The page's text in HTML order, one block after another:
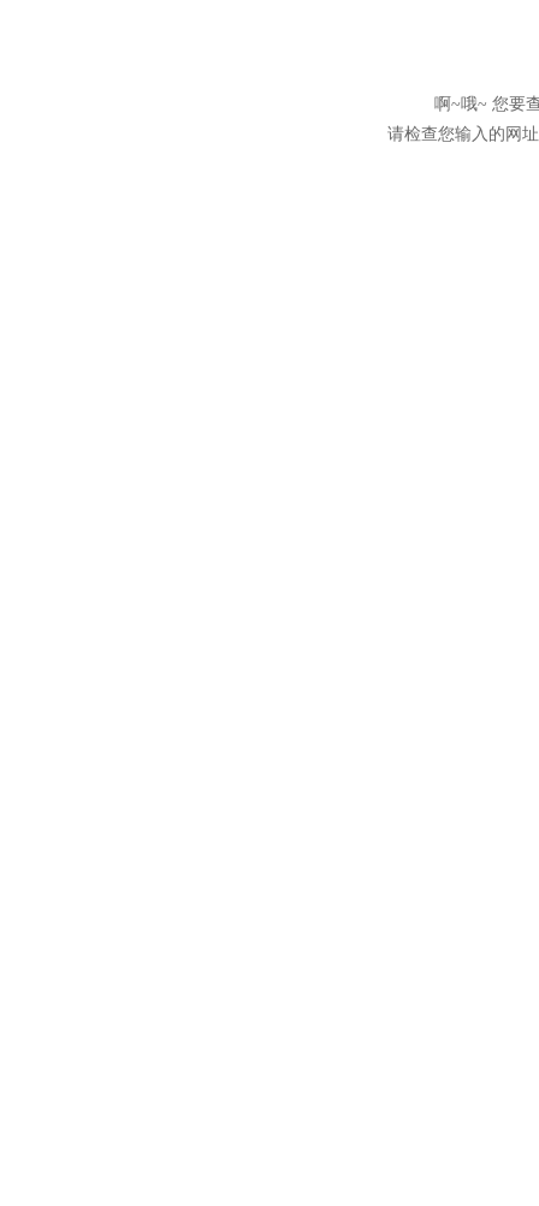
啊~哦~ 您要
请检查您输入的网